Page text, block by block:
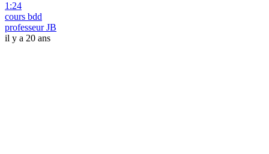
1:24
cours bdd
professeur JB
il y a 20 ans